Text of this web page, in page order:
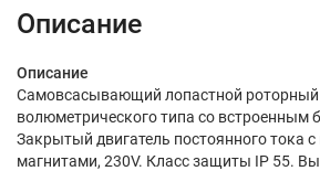
Описание
Описание
Самовсасывающий лопастной роторный
волюметрического типа со встроенным
Закрытый двигатель постоянного тока
магнитами, 230V. Класс защиты IP 55.